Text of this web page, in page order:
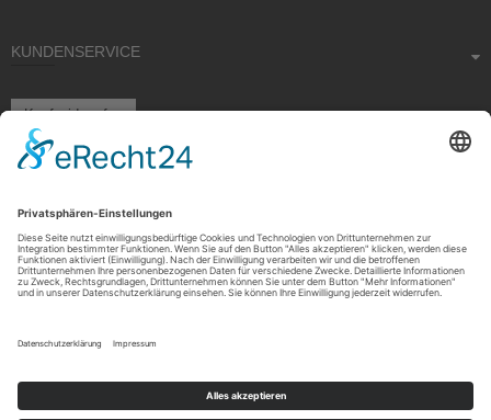
KUNDENSERVICE
Kauf widerrufen
RECHTLICHES
ÜBER UNS